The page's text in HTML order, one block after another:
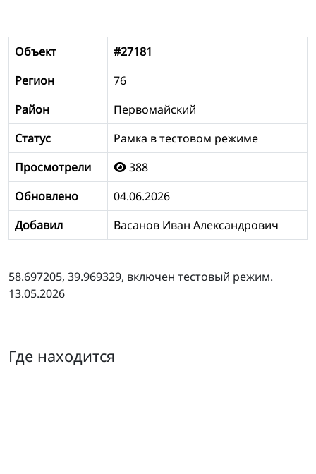
Объект
#27181
Регион
76
Район
Первомайский
Статус
Рамка в тестовом режиме
Просмотрели
388
Обновлено
04.06.2026
Добавил
Васанов Иван Александрович
58.697205, 39.969329, включен тестовый режим.
13.05.2026
Где находится